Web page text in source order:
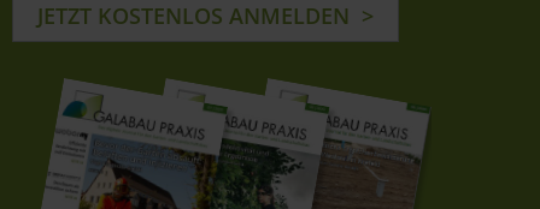
JETZT KOSTENLOS ANMELDEN